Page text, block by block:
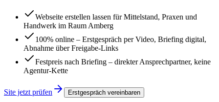
Webseite erstellen lassen für Mittelstand, Praxen und
Handwerk im Raum Amberg
100% online – Erstgespräch per Video, Briefing digital,
Abnahme über Freigabe-Links
Festpreis nach Briefing – direkter Ansprechpartner, keine
Agentur-Kette
Site jetzt prüfen Erstgespräch vereinbaren